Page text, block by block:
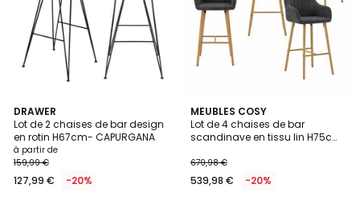
DRAWER
Lot de 2 chaises de bar design
en rotin H67cm- CAPURGANA
à partir de
159,99 €
127,99 € -20%
4,2
/ 5
2
Couleurs
MEUBLES COSY
Lot de 4 chaises de bar
scandinave en tissu lin H75cm,
679,98 €
539,98 € -20%
2
Couleurs